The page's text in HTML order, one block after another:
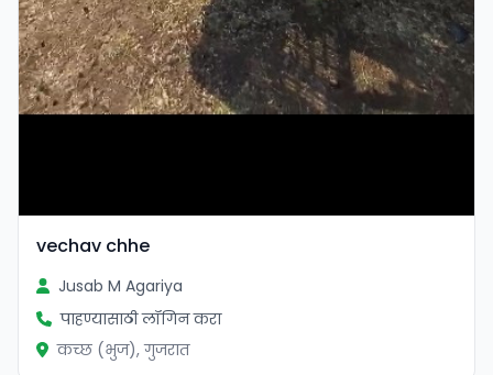
vechav chhe
Jusab M Agariya
पाहण्यासाठी लॉगिन करा
कच्छ (भुज), गुजरात